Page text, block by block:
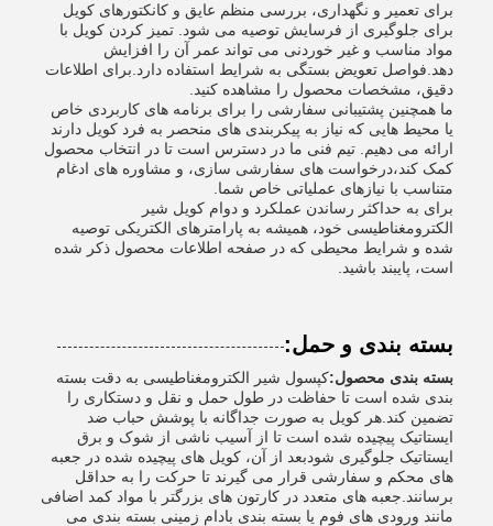
برای تعمیر و نگهداری، بررسی منظم عایق و کانکتورهای کویل
برای جلوگیری از فرسایش توصیه می شود. تمیز کردن کویل با
مواد مناسب و غیر خوردنی می تواند عمر آن را افزایش
دهد.فواصل تعویض بستگی به شرایط استفاده دارد.برای اطلاعات
دقیق، مشخصات محصول را مشاهده کنید.
ما همچنین پشتیبانی سفارشی را برای برنامه های کاربردی خاص
یا محیط هایی که نیاز به پیکربندی های منحصر به فرد کویل دارند
ارائه می دهیم. تیم فنی ما در دسترس است تا در انتخاب محصول
کمک کند،درخواست های سفارشی سازی، و مشاوره های ادغام
متناسب با نیازهای عملیاتی خاص شما.
برای به حداکثر رساندن عملکرد و دوام کویل شیر
الکترومغناطیسی خود، همیشه به پارامترهای الکتریکی توصیه
شده و شرایط محیطی که در صفحه اطلاعات محصول ذکر شده
است، پایبند باشید.
بسته بندی و حمل:
بسته بندی محصول:کپسول شیر الکترومغناطیسی به دقت بسته
بندی شده است تا حفاظت در طول حمل و نقل و دستکاری را
تضمین کند.هر کویل به صورت جداگانه با پوشش حباب ضد
ایستاتیک پیچیده شده است تا از آسیب ناشی از شوک و برق
ایستاتیک جلوگیری شودبعد از آن، کویل های پیچیده شده در جعبه
های محکم و سفارشی قرار می گیرند تا حرکت را به حداقل
برسانند.جعبه های متعدد در کارتون های بزرگتر با مواد کمد اضافی
مانند ورودی های فوم یا بسته بندی بادام زمینی بسته بندی می